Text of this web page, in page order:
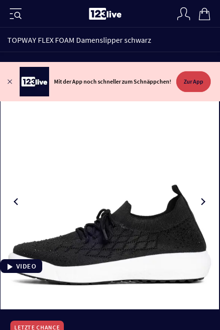
TOPWAY FLEX FOAM Damenslipper schwarz
Mit der App noch schneller zum Schnäppchen! Zur App
VIDEO
LETZTE CHANCE